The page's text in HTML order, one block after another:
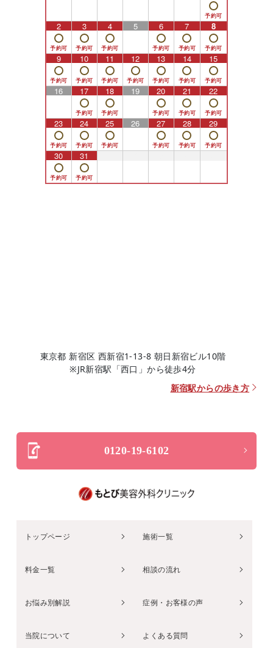
2 3 4 5 6 7 8
9 10 11 12 13 14 15
16 17 18 19 20 21 22
23 24 25 26 27 28 29
30 31
東京都 新宿区 西新宿1-13-8 朝日新宿ビル10階
※JR新宿駅「西口」から徒歩4分
新宿駅からの歩き方
0120-19-6102
トップページ 施術一覧
料金一覧 相談の流れ
お悩み別解説 症例・お客様の声
当院について よくある質問